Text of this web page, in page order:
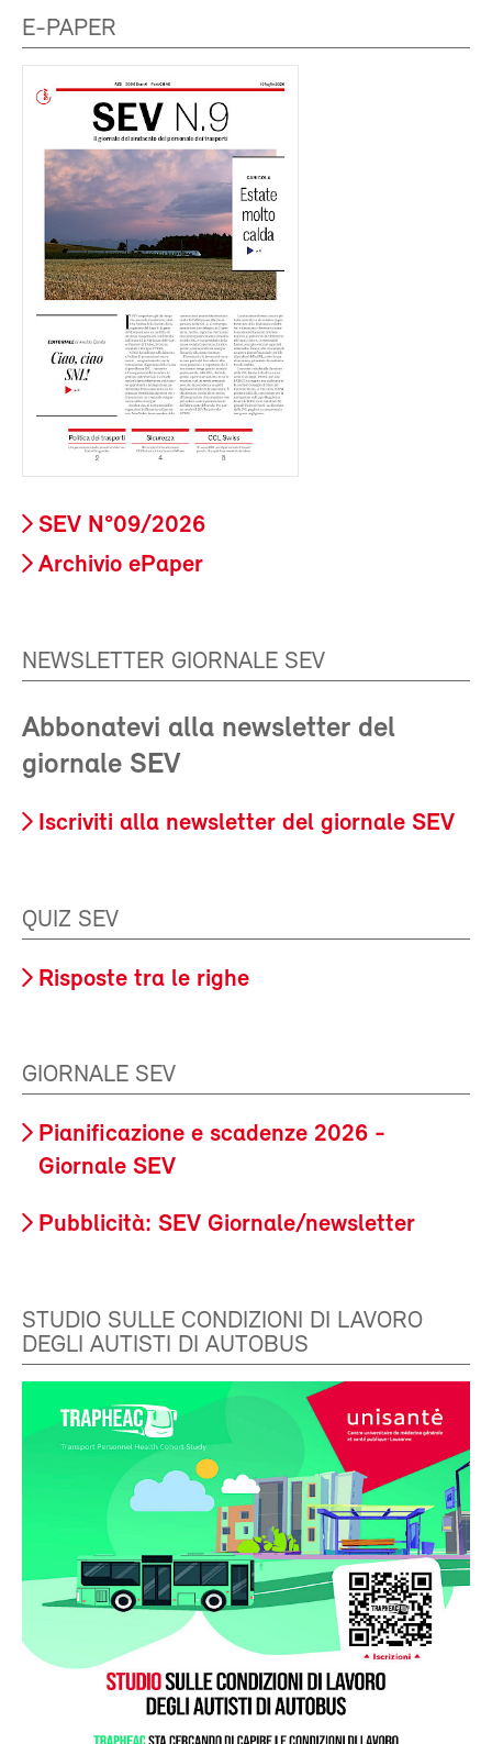
E-PAPER
SEV N°09/2026
Archivio ePaper
NEWSLETTER GIORNALE SEV
Abbonatevi alla newsletter del
giornale SEV
Iscriviti alla newsletter del giornale SEV
QUIZ SEV
Risposte tra le righe
GIORNALE SEV
Pianificazione e scadenze 2026 -
Giornale SEV
Pubblicità: SEV Giornale/newsletter
STUDIO SULLE CONDIZIONI DI LAVORO
DEGLI AUTISTI DI AUTOBUS